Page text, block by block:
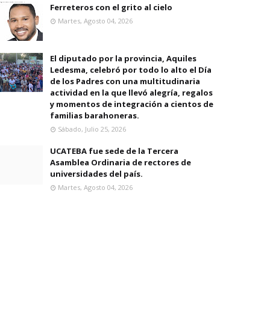
Ferreteros con el grito al cielo
Martes, Agosto 04, 2026
El diputado por la provincia, Aquiles
Ledesma, celebró por todo lo alto el Día
de los Padres con una multitudinaria
actividad en la que llevó alegría, regalos
y momentos de integración a cientos de
familias barahoneras.
Sábado, Julio 25, 2026
UCATEBA fue sede de la Tercera
Asamblea Ordinaria de rectores de
universidades del país.
Martes, Agosto 04, 2026